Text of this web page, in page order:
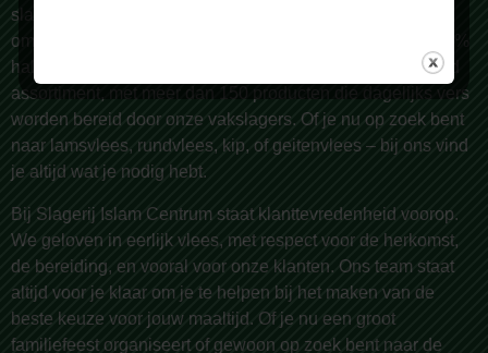
slagerij. Al sinds 1987 zijn we een begrip in Rotterdam en
omstreken, bekend om onze zorgvuldige selectie van 100%
halal vlees van de hoogste kwaliteit. Wij bieden een breed
assortiment, met meer dan 150 producten die dagelijks vers
worden bereid door onze vakslagers. Of je nu op zoek bent
naar lamsvlees, rundvlees, kip, of geitenvlees – bij ons vind
je altijd wat je nodig hebt.
Bij Slagerij Islam Centrum staat klanttevredenheid voorop.
We geloven in eerlijk vlees, met respect voor de herkomst,
de bereiding, en vooral voor onze klanten. Ons team staat
altijd voor je klaar om je te helpen bij het maken van de
beste keuze voor jouw maaltijd. Of je nu een groot
familiefeest organiseert of gewoon op zoek bent naar de